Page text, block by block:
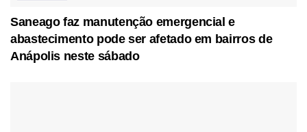
Saneago faz manutenção emergencial e
abastecimento pode ser afetado em bairros de
Anápolis neste sábado